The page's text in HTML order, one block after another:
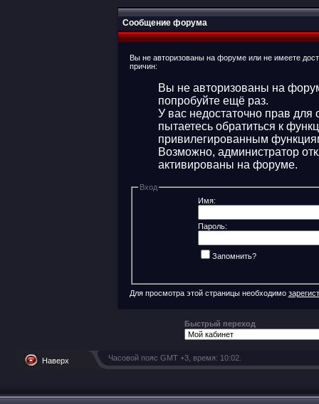
Сообщение форума
Вы не авторизованы на форуме или не имеете
причин:
Вы не авторизованы на
попробуйте ещё раз.
У вас недостаточно прав
пытаетесь обратиться к
привилегированным
Возможно, администратор
активированы на форуме.
Вход
Имя:
Пароль:
Запомнить?
Для просмотра этой страницы необходимо
Быстрый переход
Наверх Часовой пояс GMT +3, время: 10:02